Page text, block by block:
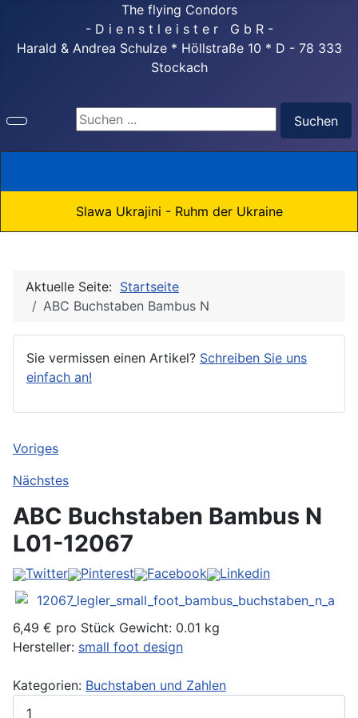
The flying Condors
- D i e n s t l e i s t e r G b R -
Harald & Andrea Schulze * Höllstraße 10 * D - 78 333
Stockach
Suchen ...
Suchen
Slawa Ukrajini - Ruhm der Ukraine
Aktuelle Seite: Startseite
ABC Buchstaben Bambus N
Sie vermissen einen Artikel? Schreiben Sie uns
einfach an!
Voriges
Nächstes
ABC Buchstaben Bambus N
L01-12067
Twitter Pinterest Facebook Linkedin
6,49 € pro Stück Gewicht: 0.01 kg
Hersteller: small foot design
Kategorien: Buchstaben und Zahlen